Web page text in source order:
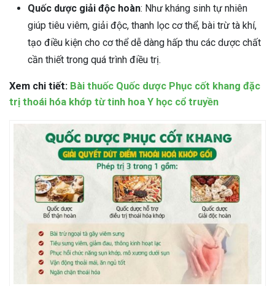
Quốc dược giải độc hoàn: Như kháng sinh tự nhiên
giúp tiêu viêm, giải độc, thanh lọc cơ thể, bài trừ tà khí,
tạo điều kiện cho cơ thể dễ dàng hấp thu các dược chất
cần thiết trong quá trình điều trị.
Xem chi tiết: Bài thuốc Quốc dược Phục cốt khang đặc
trị thoái hóa khớp từ tinh hoa Y học cổ truyền